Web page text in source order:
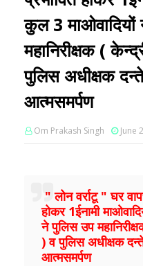
कुल 3
महानिरीक्षक (
पुलिस अधीक्षक
आत्मसमर्पण
Om Prakash Singh June
" लोन वर्राटू " घर
होकर 1ईनामी
ने पुलिस उप
) व पुलिस अधीक्षक
आत्मसमर्पण